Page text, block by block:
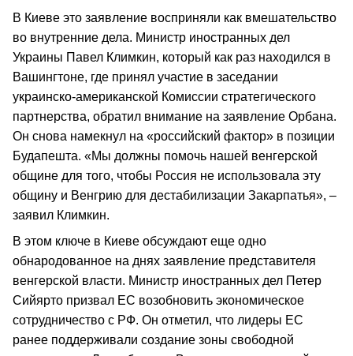
В Киеве это заявление восприняли как вмешательство
во внутренние дела. Министр иностранных дел
Украины Павел Климкин, который как раз находился в
Вашингтоне, где принял участие в заседании
украинско-американской Комиссии стратегического
партнерства, обратил внимание на заявление Орбана.
Он снова намекнул на «российский фактор» в позиции
Будапешта. «Мы должны помочь нашей венгерской
общине для того, чтобы Россия не использовала эту
общину и Венгрию для дестабилизации Закарпатья», –
заявил Климкин.
В этом ключе в Киеве обсуждают еще одно
обнародованное на днях заявление представителя
венгерской власти. Министр иностранных дел Петер
Сийярто призвал ЕС возобновить экономическое
сотрудничество с РФ. Он отметил, что лидеры ЕС
ранее поддерживали создание зоны свободной